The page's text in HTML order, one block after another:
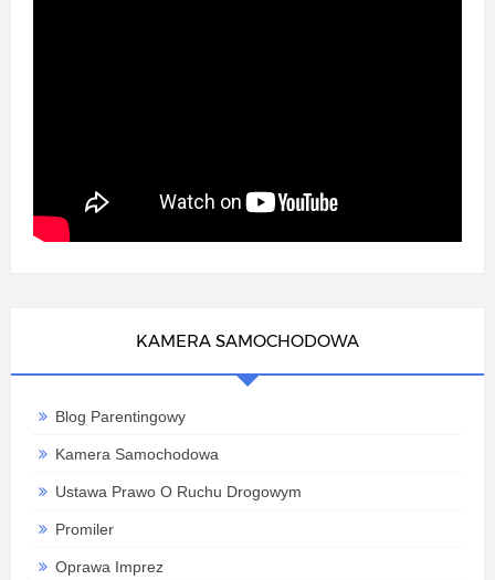
KAMERA SAMOCHODOWA
Blog Parentingowy
Kamera Samochodowa
Ustawa Prawo O Ruchu Drogowym
Promiler
Oprawa Imprez